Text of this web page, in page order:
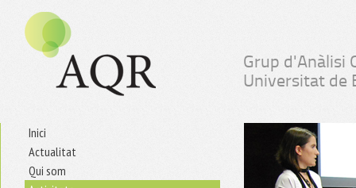
Grup d'Anàlisi
Universitat de
Inici
Actualitat
Qui som